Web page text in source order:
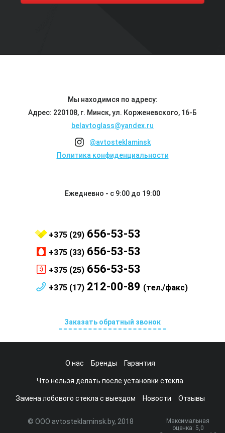
Мы находимся по адресу:
Адрес: 220108, г. Минск, ул. Корженевского, 16-Б
belavtoglass@yandex.ru
@avtosteklaminsk
Политика конфиденциальности
Ежедневно - с 9:00 до 19:00
+375 (29) 656-53-53
+375 (33) 656-53-53
+375 (25) 656-53-53
+375 (17) 212-00-89 (тел./факс)
Заказать обратный звонок
О нас Бренды Гарантия
Что нельзя делать после установки стекла
Замена лобового стекла с выездом Новости Отзывы
© ООО avtosteklaminsk.by, 2018
Максимальная
оценка: 5,0